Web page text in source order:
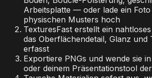
Arbeitsplatte — oder lade ein Foto
physischen Musters hoch
TexturesFast erstellt ein
das Oberflächendetail, Glanz und
erfasst
Exportiere PNGs und wende sie
oder deinem Präsentationstool